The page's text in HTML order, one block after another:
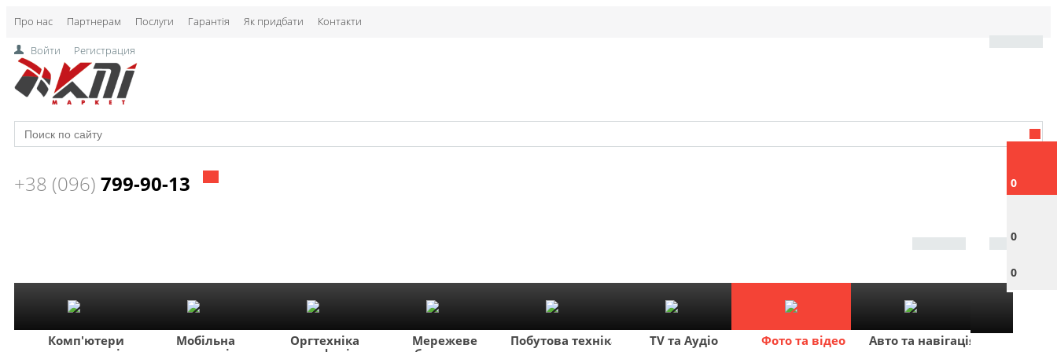
Про нас Партнерам Послуги Гарантія Як придбати Контакти
0
0
0
Войти Регистрация
+38 (096) 799-90-13
Комп'ютери
Мобільна
Оргтехніка
Мережеве
Побутова техніка TV та Аудіо Фото та відео Авто та навігація